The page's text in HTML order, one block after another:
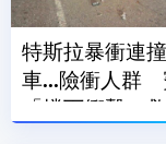
特斯拉暴衝連
車...險衝人群
「擋下衝擊」